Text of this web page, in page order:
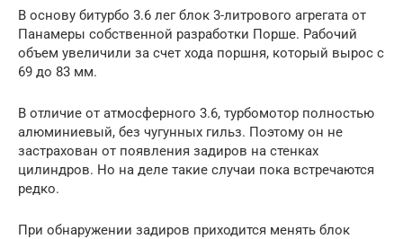
В основу битурбо 3.6 лег блок 3-литрового агрегата от
Панамеры собственной разработки Порше. Рабочий
объем увеличили за счет хода поршня, который вырос с
69 до 83 мм.
В отличие от атмосферного 3.6, турбомотор полностью
алюминиевый, без чугунных гильз. Поэтому он не
застрахован от появления задиров на стенках
цилиндров. Но на деле такие случаи пока встречаются
редко.
При обнаружении задиров приходится менять блок